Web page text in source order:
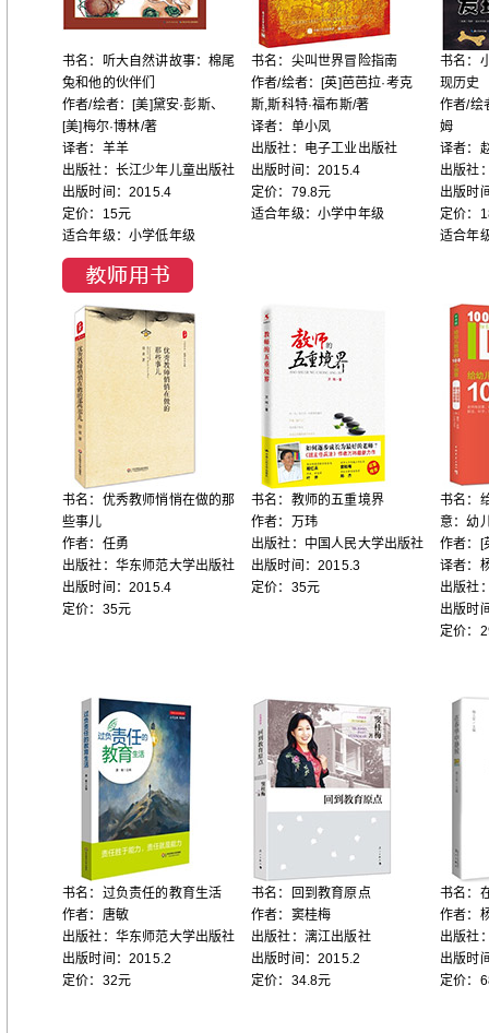
书名：听大自然讲故事：棉尾
兔和他的伙伴们
作者/绘者：[美]黛安·彭斯、
[美]梅尔·博林/著
译者：羊羊
出版社：长江少年儿童出版社
出版时间：2015.4
定价：15元
适合年级：小学低年级
书名：尖叫世界冒险指南
作者/绘者：[英]芭芭拉·考克
斯,斯科特·福布斯/著
译者：单小凤
出版社：电子工业出版社
出版时间：2015.4
定价：79.8元
适合年级：小学中年级
书名：
现历史
作者/绘
姆
译者：
出版社
出版时
定价：
适合年
书名：优秀教师悄悄在做的那
些事儿
作者：任勇
出版社：华东师范大学出版社
出版时间：2015.4
定价：35元
书名：教师的五重境界
作者：万玮
出版社：中国人民大学出版社
出版时间：2015.3
定价：35元
书名：
意：幼
作者：[
译者：
出版社
出版时
定价：
书名：过负责任的教育生活
作者：唐敏
出版社：华东师范大学出版社
出版时间：2015.2
定价：32元
书名：回到教育原点
作者：窦桂梅
出版社：漓江出版社
出版时间：2015.2
定价：34.8元
书名：
作者：
出版社
出版时
定价：